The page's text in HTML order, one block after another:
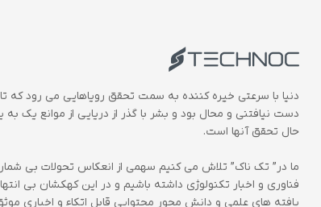
دنیا با سرعتی خیره کننده به سمت تحقق رویاهایی می رود که تا
دست نیافتنی و محال بود و بشر با گذر از دریایی از موانع یک به
حال تحقق آنها است.
ما در” تک ناک” تلاش می کنیم سهمی از انعکاس تحولات بی شمار
فناوری و اخبار تکنولوژی داشته باشیم و در این کهکشان بی
یافته های علمی و دانش محور محتوایی قابل اتکاء و اخباری موثق